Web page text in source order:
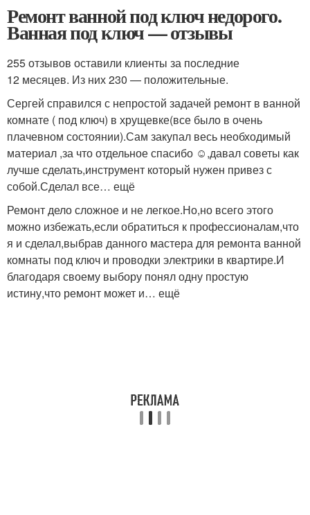
Ремонт ванной под ключ недорого.
Ванная под ключ — отзывы
255 отзывов оставили клиенты за последние
12 месяцев. Из них 230 — положительные.
Сергей справился с непростой задачей ремонт в ванной
комнате ( под ключ) в хрущевке(все было в очень
плачевном состоянии).Сам закупал весь необходимый
материал ,за что отдельное спасибо ☺️,давал советы как
лучше сделать,инструмент который нужен привез с
собой.Сделал все… ещё
Ремонт дело сложное и не легкое.Но,но всего этого
можно избежать,если обратиться к профессионалам,что
я и сделал,выбрав данного мастера для ремонта ванной
комнаты под ключ и проводки электрики в квартире.И
благодаря своему выбору понял одну простую
истину,что ремонт может и… ещё